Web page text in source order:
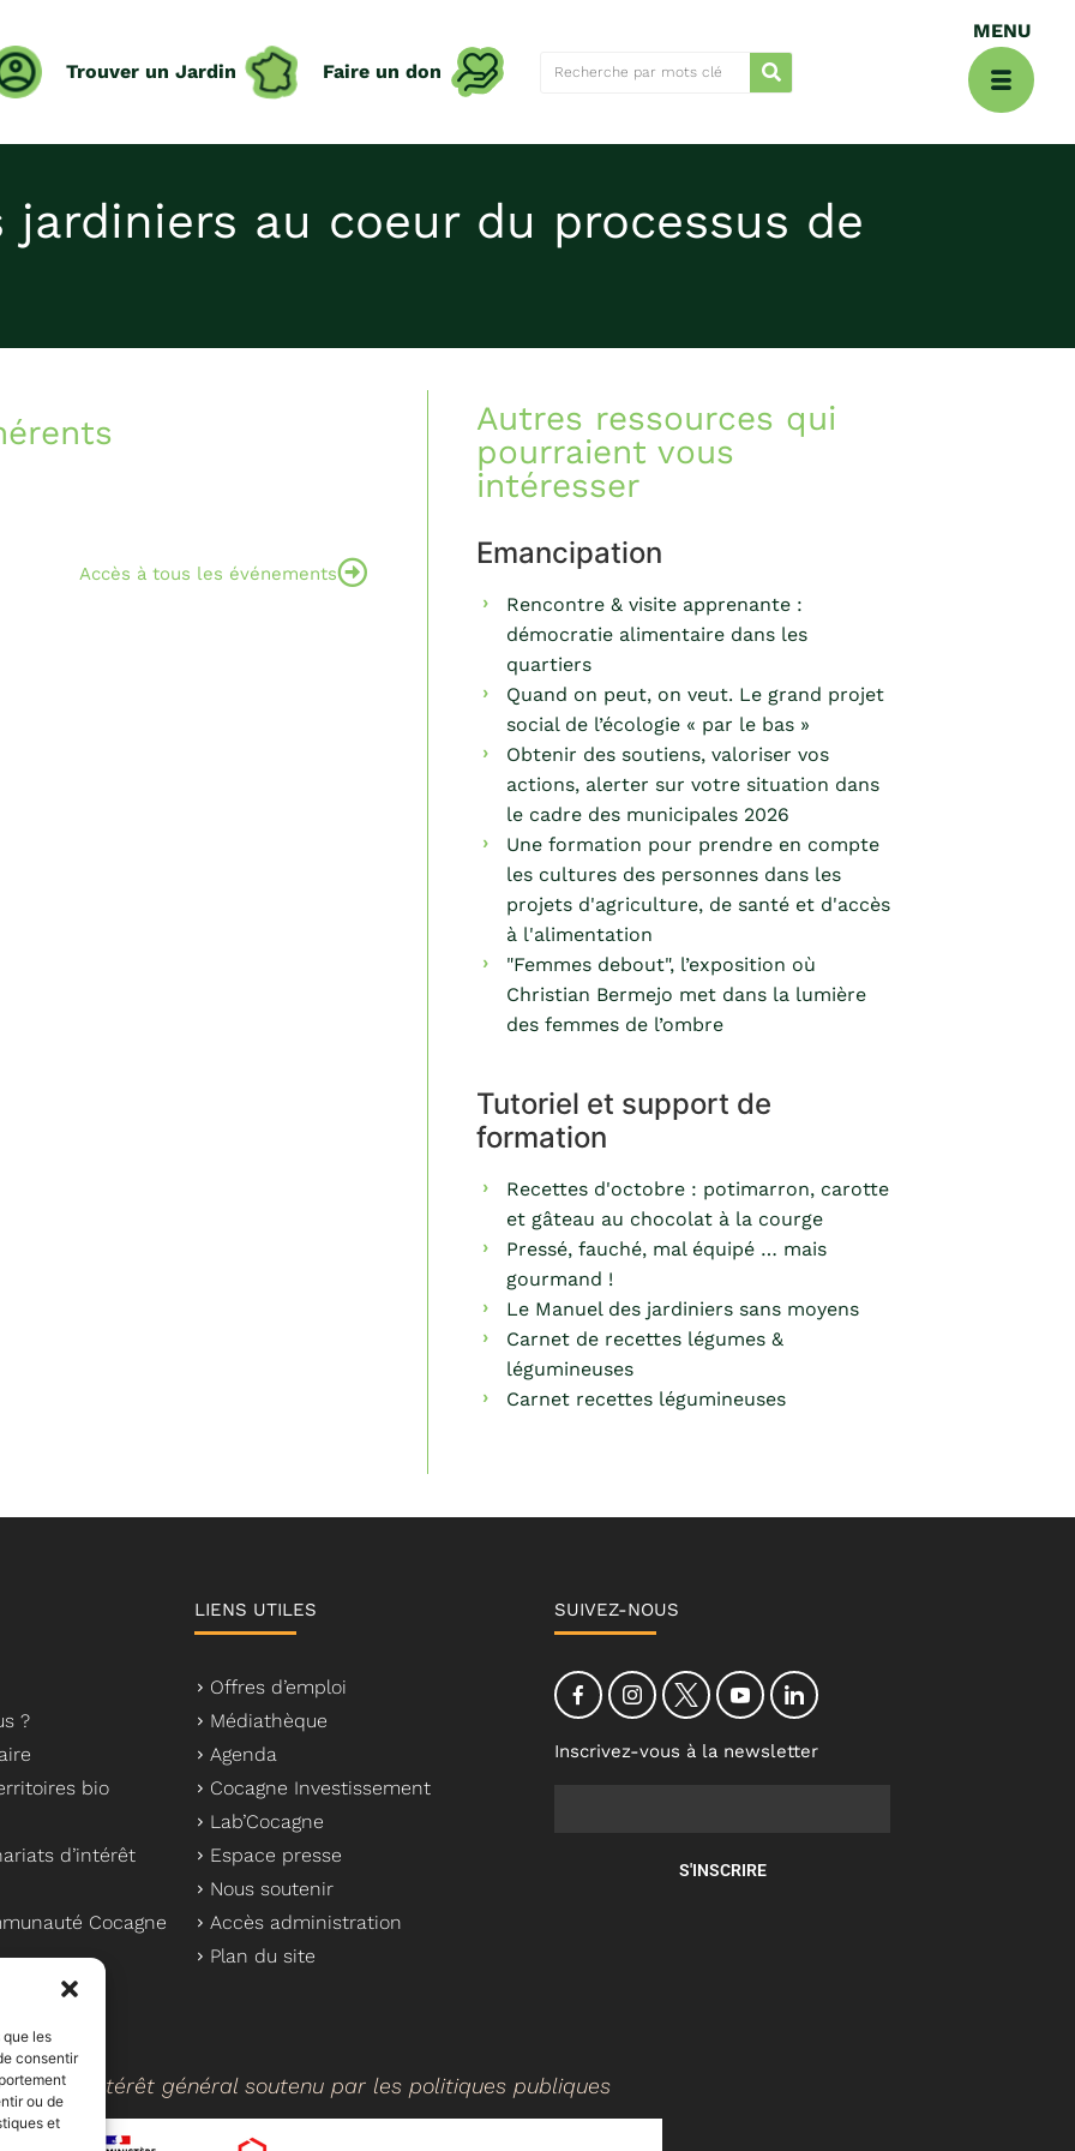
les
consentir
ou de
et
Trouver un Jardin Faire un don
jardiniers au coeur du processus de
Accès à tous les événements
Autres ressources qui
pourraient vous
intéresser
Emancipation
Rencontre & visite apprenante :
démocratie alimentaire dans les
quartiers
Quand on peut, on veut. Le grand projet
social de l’écologie « par le bas »
Obtenir des soutiens, valoriser vos
actions, alerter sur votre situation dans
le cadre des municipales 2026
Une formation pour prendre en compte
les cultures des personnes dans les
projets d'agriculture, de santé et d'accès
à l'alimentation
"Femmes debout", l’exposition où
Christian Bermejo met dans la lumière
des femmes de l’ombre
Tutoriel et support de
formation
Recettes d'octobre : potimarron, carotte
et gâteau au chocolat à la courge
Pressé, fauché, mal équipé … mais
gourmand !
Le Manuel des jardiniers sans moyens
Carnet de recettes légumes &
légumineuses
Carnet recettes légumineuses
?
bio
d’intérêt
Cocagne
LIENS UTILES
Offres d’emploi
Médiathèque
Agenda
Cocagne Investissement
Lab’Cocagne
Espace presse
Nous soutenir
Accès administration
Plan du site
SUIVEZ-NOUS
Inscrivez-vous à la newsletter
S'INSCRIRE
d’intérêt général soutenu par les politiques publiques